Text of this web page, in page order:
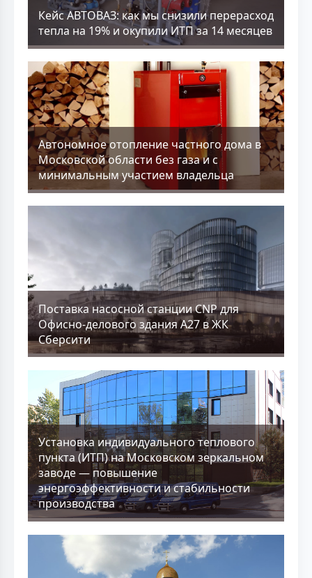
Кейс АВТОВАЗ: как мы снизили перерасход
тепла на 19% и окупили ИТП за 14 месяцев
Aвтономное отопление частного дома в
Московской области без газа и с
минимальным участием владельца
Поставка насосной станции CNP для
Офисно-делового здания А27 в ЖК
Сберсити
Установка индивидуального теплового
пункта (ИТП) на Московском зеркальном
заводе — повышение
энергоэффективности и стабильности
производства